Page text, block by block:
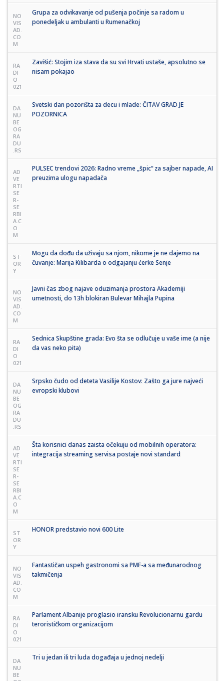
NO
VIS
AD.
CO
M
Grupa za odvikavanje od pušenja počinje sa radom u
ponedeljak u ambulanti u Rumenačkoj
RA
DI
O
021
Zavišić: Stojim iza stava da su svi Hrvati ustaše, apsolutno se
nisam pokajao
DA
NU
BE
OG
RA
DU
.RS
Svetski dan pozorišta za decu i mlade: ČITAV GRAD JE
POZORNICA
AD
VE
RTI
SE
R-
SE
RBI
A.C
O
M
PULSEC trendovi 2026: Radno vreme „špic“ za sajber napade, AI
preuzima ulogu napadača
ST
OR
Y
Mogu da dođu da uživaju sa njom, nikome je ne dajemo na
čuvanje: Marija Kilibarda o odgajanju ćerke Senje
NO
VIS
AD.
CO
M
Javni čas zbog najave oduzimanja prostora Akademiji
umetnosti, do 13h blokiran Bulevar Mihajla Pupina
RA
DI
O
021
Sednica Skupštine grada: Evo šta se odlučuje u vaše ime (a nije
da vas neko pita)
DA
NU
BE
OG
RA
DU
.RS
Srpsko čudo od deteta Vasilije Kostov: Zašto ga jure najveći
evropski klubovi
AD
VE
RTI
SE
R-
SE
RBI
A.C
O
M
Šta korisnici danas zaista očekuju od mobilnih operatora:
integracija streaming servisa postaje novi standard
ST
OR
Y
HONOR predstavio novi 600 Lite
NO
VIS
AD.
CO
M
Fantastičan uspeh gastronomi sa PMF-a sa međunarodnog
takmičenja
RA
DI
O
021
Parlament Albanije proglasio iransku Revolucionarnu gardu
terorističkom organizacijom
DA
NU
BE
Tri u jedan ili tri luda događaja u jednoj nedelji